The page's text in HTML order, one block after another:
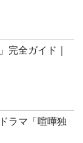
完全ガイド｜
ラマ「喧嘩独